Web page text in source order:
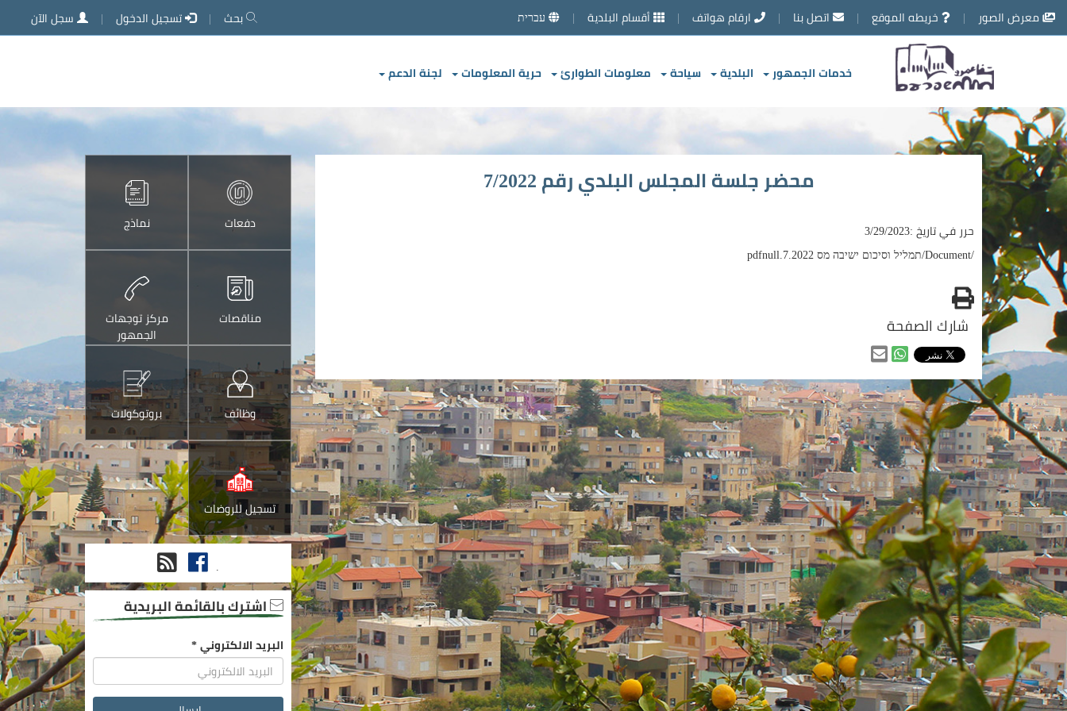
تخطي
إلى
محتوى
معرض الصور خريطه الموقع اتصل بنا ارقام هواتف أقسام البلدية עברית بحث تسجيل الدخول سجل الآن
خدمات الجمهور البلدية سياحة معلومات الطوارئ حرية المعلومات لجنة الدعم
محضر جلسة المجلس البلدي رقم 7/2022
حرر في تاريخ :3/29/2023
/Document/‏‏תמליל וסיכום ישיבה מס 7.2022.pdf
null
طباعه
شارك الصفحة
مشاركه
من
خلال
الواتس
اب
مشاركه
من
خلال
ارسالها
عبر
البريد
الالكتروني
دفعات نماذج
مناقصات
مركز توجهات
الجمهور
وظائف بروتوكولات
تسجيل للروضات
. فيس
بوك
RSS
اشترك بالقائمة البريدية
البريد الالكتروني*